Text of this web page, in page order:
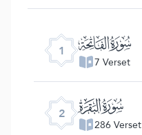
1 ﮍ
7 Verset
2 ﮎ
286 Verset